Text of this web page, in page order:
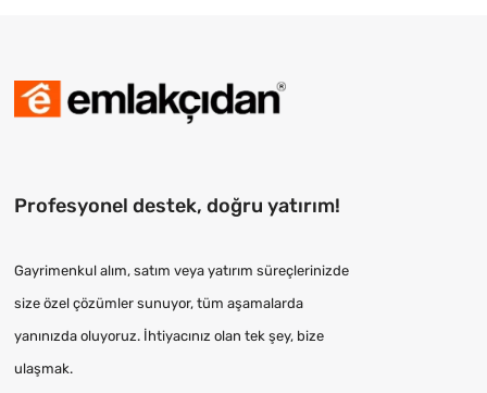
Profesyonel destek, doğru yatırım!
Gayrimenkul alım, satım veya yatırım süreçlerinizde
size özel çözümler sunuyor, tüm aşamalarda
yanınızda oluyoruz. İhtiyacınız olan tek şey, bize
ulaşmak.